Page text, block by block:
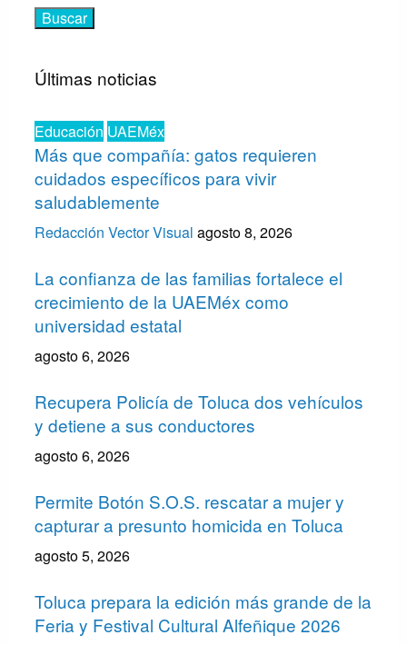
Últimas noticias
Educación UAEMéx
Más que compañía: gatos requieren
cuidados específicos para vivir
saludablemente
Redacción Vector Visual agosto 8, 2026
La confianza de las familias fortalece el
crecimiento de la UAEMéx como
universidad estatal
agosto 6, 2026
Recupera Policía de Toluca dos vehículos
y detiene a sus conductores
agosto 6, 2026
Permite Botón S.O.S. rescatar a mujer y
capturar a presunto homicida en Toluca
agosto 5, 2026
Toluca prepara la edición más grande de la
Feria y Festival Cultural Alfeñique 2026